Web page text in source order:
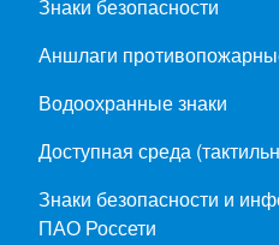
Знаки безопасности
Аншлаги
Водоохранные знаки
Доступная среда
Знаки безопасности и
ПАО Россети